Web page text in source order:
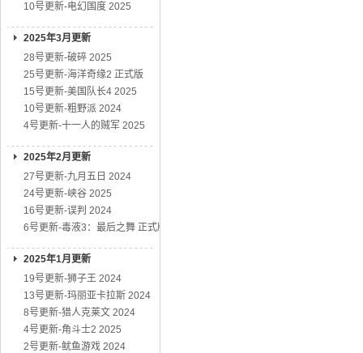
10号更新-电幻国度 2025
2025年3月更新
28号更新-破碎 2025
25号更新-海洋奇缘2 正式版
15号更新-美国队长4 2025
10号更新-粗野派 2024
4号更新-十一人的贼军 2025
2025年2月更新
27号更新-九月五日 2024
24号更新-峡谷 2025
16号更新-误判 2024
6号更新-毒液3：最后之舞 正式版
2025年1月更新
19号更新-狮子王 2024
13号更新-玛丽亚卡拉斯 2024
8号更新-猎人克莱文 2024
4号更新-角斗士2 2025
2号更新-鱿鱼游戏 2024